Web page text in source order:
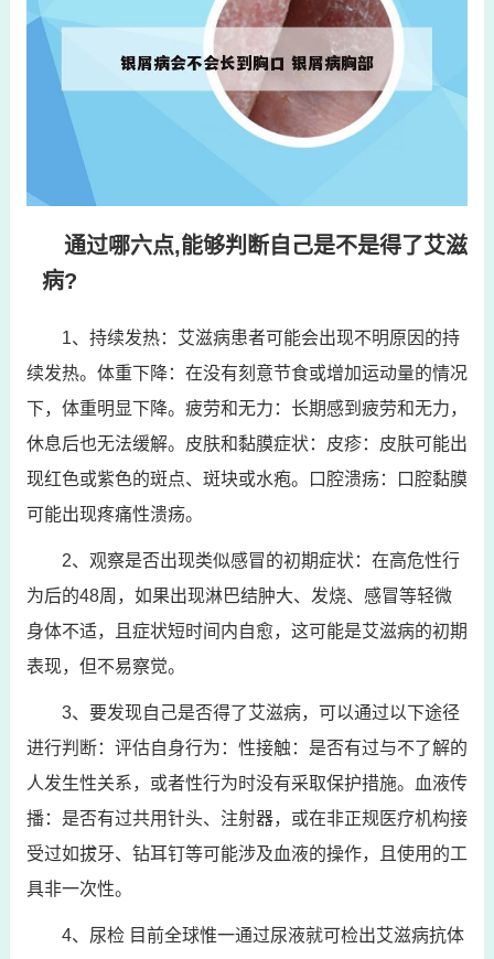
通过哪六点,能够判断自己是不是得了艾滋
病?
1、持续发热：艾滋病患者可能会出现不明原因的持
续发热。体重下降：在没有刻意节食或增加运动量的情况
下，体重明显下降。疲劳和无力：长期感到疲劳和无力，
休息后也无法缓解。皮肤和黏膜症状：皮疹：皮肤可能出
现红色或紫色的斑点、斑块或水疱。口腔溃疡：口腔黏膜
可能出现疼痛性溃疡。
2、观察是否出现类似感冒的初期症状：在高危性行
为后的48周，如果出现淋巴结肿大、发烧、感冒等轻微
身体不适，且症状短时间内自愈，这可能是艾滋病的初期
表现，但不易察觉。
3、要发现自己是否得了艾滋病，可以通过以下途径
进行判断：评估自身行为：性接触：是否有过与不了解的
人发生性关系，或者性行为时没有采取保护措施。血液传
播：是否有过共用针头、注射器，或在非正规医疗机构接
受过如拔牙、钻耳钉等可能涉及血液的操作，且使用的工
具非一次性。
4、尿检 目前全球惟一通过尿液就可检出艾滋病抗体